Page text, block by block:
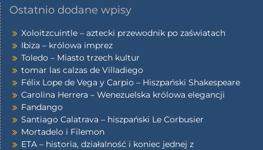
Ostatnio dodane wpisy
Xoloitzcuintle – aztecki przewodnik po zaświatach
Ibiza – królowa imprez
Toledo – Miasto trzech kultur
tomar las calzas de Villadiego
Félix Lope de Vega y Carpio – Hiszpański Shakespeare
Carolina Herrera – Wenezuelska królowa elegancji
Fandango
Santiago Calatrava – hiszpański Le Corbusier
Mortadelo i Filemon
ETA – historia, działalność i koniec jednej z